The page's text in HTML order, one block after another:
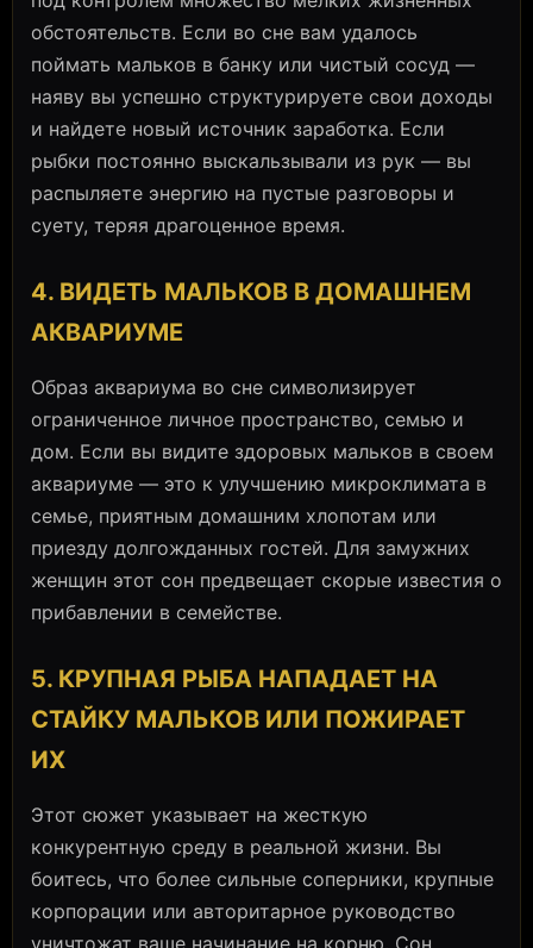
обстоятельств. Если во сне вам удалось
поймать мальков в банку или чистый сосуд —
наяву вы успешно структурируете свои доходы
и найдете новый источник заработка. Если
рыбки постоянно выскальзывали из рук — вы
распыляете энергию на пустые разговоры и
суету, теряя драгоценное время.
4. ВИДЕТЬ МАЛЬКОВ В ДОМАШНЕМ
АКВАРИУМЕ
Образ аквариума во сне символизирует
ограниченное личное пространство, семью и
дом. Если вы видите здоровых мальков в своем
аквариуме — это к улучшению микроклимата в
семье, приятным домашним хлопотам или
приезду долгожданных гостей. Для замужних
женщин этот сон предвещает скорые известия о
прибавлении в семействе.
5. КРУПНАЯ РЫБА НАПАДАЕТ НА
СТАЙКУ МАЛЬКОВ ИЛИ ПОЖИРАЕТ
ИХ
Этот сюжет указывает на жесткую
конкурентную среду в реальной жизни. Вы
боитесь, что более сильные соперники, крупные
корпорации или авторитарное руководство
уничтожат ваше начинание на корню. Сон